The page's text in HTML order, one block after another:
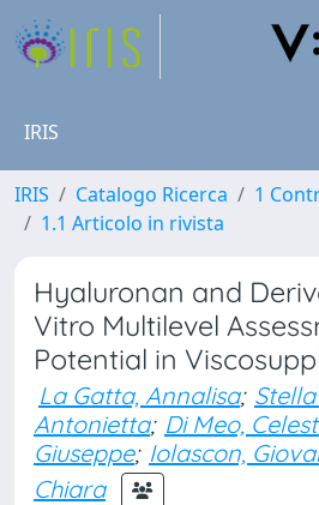
IRIS
IRIS Catalogo Ricerca
1
1.1 Articolo in rivista
Hyaluronan and
Vitro Multilevel
Potential in
La Gatta, Annalisa;
Antonietta; Di Meo,
Giuseppe; Iolascon,
Chiara